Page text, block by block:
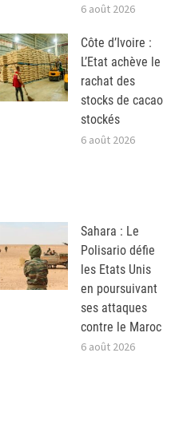
6 août 2026
Côte d’Ivoire :
L’Etat achève le
rachat des
stocks de cacao
stockés
6 août 2026
Sahara : Le
Polisario défie
les Etats Unis
en poursuivant
ses attaques
contre le Maroc
6 août 2026